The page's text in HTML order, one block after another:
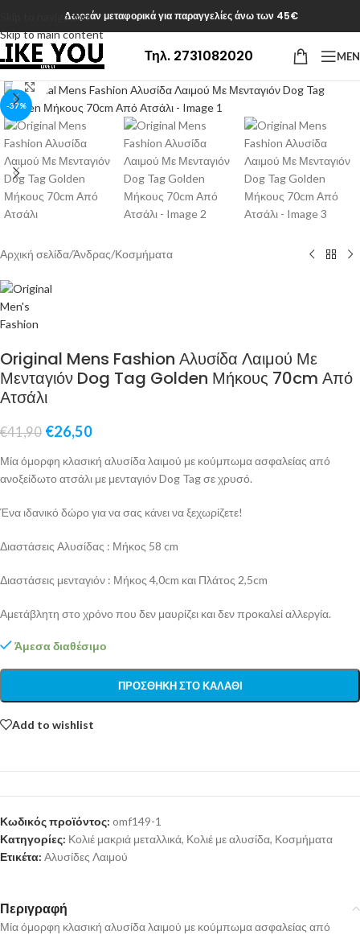
Skip to navigation
Skip to main content
Δωρεάν μεταφορικά για παραγγελίες άνω των 45€
Τηλ. 2731082020
-37%
Click to enlarge
Αρχική σελίδα/Άνδρας/Κοσμήματα
Original Mens Fashion Αλυσίδα Λαιμού Με
Μενταγιόν Dog Tag Golden Μήκους 70cm Από
Ατσάλι
€41,90 €26,50
Μία όμορφη κλασική αλυσίδα λαιμού με κούμπωμα ασφαλείας από
ανοξείδωτο ατσάλι με μενταγιόν Dog Tag σε χρυσό.
Ένα ιδανικό δώρο για να σας κάνει να ξεχωρίζετε!
Διαστάσεις Αλυσίδας : Μήκος 58 cm
Διαστάσεις μενταγιόν : Μήκος 4,0cm και Πλάτος 2,5cm
Αμετάβλητη στο χρόνο που δεν μαυρίζει και δεν προκαλεί αλλεργία.
Άμεσα διαθέσιμο
ΠΡΟΣΘΉΚΗ ΣΤΟ ΚΑΛΆΘΙ
Add to wishlist
Κωδικός προϊόντος: omf149-1
Κατηγορίες: Κολιέ μακριά μεταλλικά, Κολιέ με αλυσίδα, Κοσμήματα
Ετικέτα: Αλυσίδες Λαιμού
Περιγραφή
Μία όμορφη κλασική αλυσίδα λαιμού με κούμπωμα ασφαλείας από